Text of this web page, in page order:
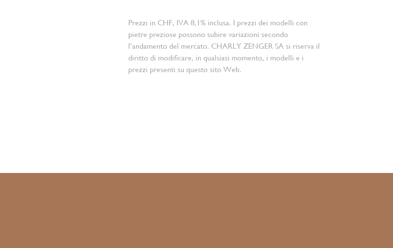
Prezzi in CHF, IVA 8,1% inclusa. I prezzi dei modelli con
pietre preziose possono subire variazioni secondo
l’andamento del mercato. CHARLY ZENGER SA si riserva il
diritto di modificare, in qualsiasi momento, i modelli e i
prezzi presenti su questo sito Web.